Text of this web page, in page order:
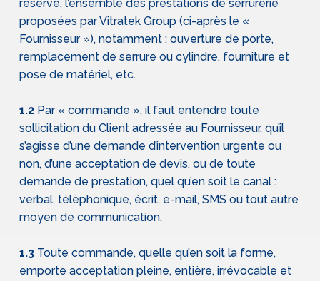
réserve, l’ensemble des prestations de serrurerie
proposées par Vitratek Group (ci-après le «
Fournisseur »), notamment : ouverture de porte,
remplacement de serrure ou cylindre, fourniture et
pose de matériel, etc.
1.2Par « commande », il faut entendre toute
sollicitation du Client adressée au Fournisseur, qu’il
s’agisse d’une demande d’intervention urgente ou
non, d’une acceptation de devis, ou de toute
demande de prestation, quel qu’en soit le canal :
verbal, téléphonique, écrit, e-mail, SMS ou tout autre
moyen de communication.
1.3Toute commande, quelle qu’en soit la forme,
emporte acceptation pleine, entière, irrévocable et